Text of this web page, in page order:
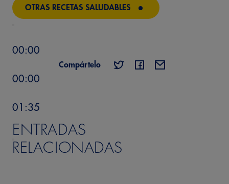
00:00
00:00
01:35
OTRAS RECETAS SALUDABLES
Compártelo
ENTRADAS
RELACIONADAS